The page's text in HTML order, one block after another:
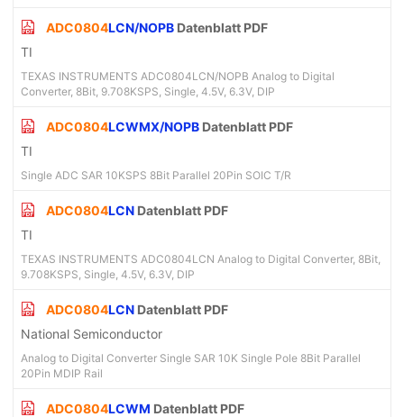
ADC0804LCN/NOPB Datenblatt PDF
TI
TEXAS INSTRUMENTS ADC0804LCN/NOPB Analog to Digital
Converter, 8Bit, 9.708KSPS, Single, 4.5V, 6.3V, DIP
ADC0804LCWMX/NOPB Datenblatt PDF
TI
Single ADC SAR 10KSPS 8Bit Parallel 20Pin SOIC T/R
ADC0804LCN Datenblatt PDF
TI
TEXAS INSTRUMENTS ADC0804LCN Analog to Digital Converter, 8Bit,
9.708KSPS, Single, 4.5V, 6.3V, DIP
ADC0804LCN Datenblatt PDF
National Semiconductor
Analog to Digital Converter Single SAR 10K Single Pole 8Bit Parallel
20Pin MDIP Rail
ADC0804LCWM Datenblatt PDF